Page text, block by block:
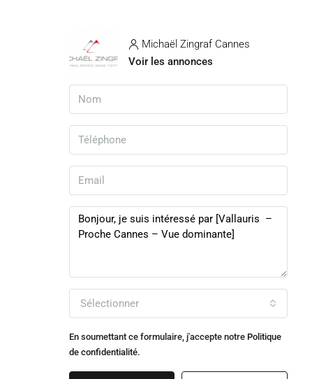
Michaël Zingraf Cannes
Voir les annonces
Sélectionner
En soumettant ce formulaire, j'accepte notre Politique
de confidentialité.